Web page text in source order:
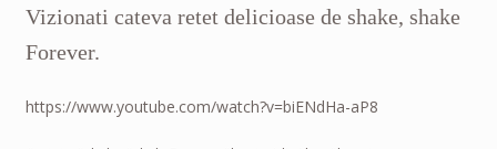
Vizionati cateva retet delicioase de shake, shake
Forever.
https://www.youtube.com/watch?v=biENdHa-aP8